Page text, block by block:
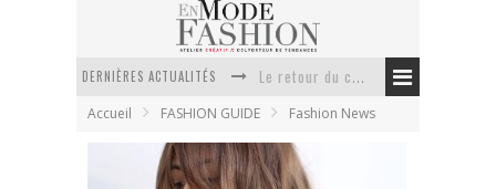
DERNIÈRES ACTUALITÉS
Le retour du cachemire version casual
Doudoune pour femme : choisir la pièce idéale entre style, chaleur et durabilité
Accueil FASHION GUIDE Fashion News